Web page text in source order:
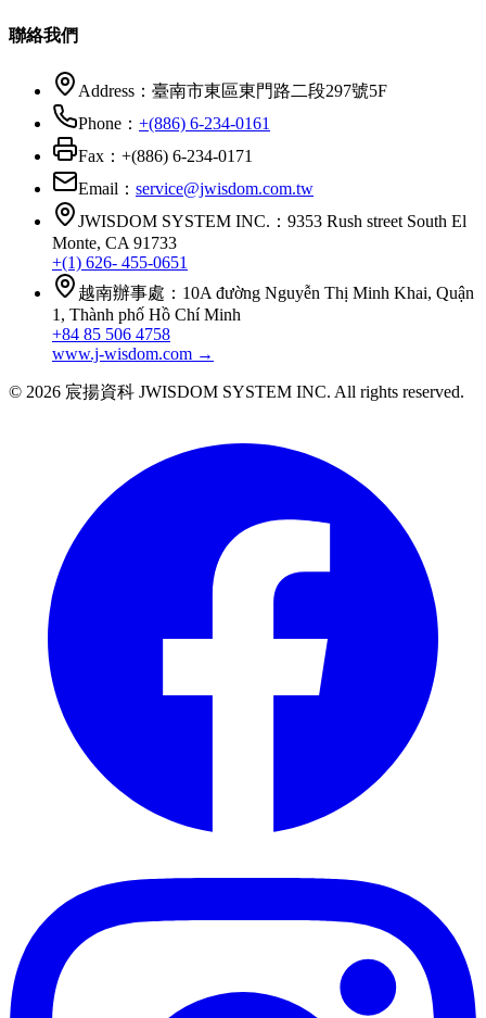
聯絡我們
Address： 臺南市東區東門路二段297號5F
Phone： +(886) 6-234-0161
Fax： +(886) 6-234-0171
Email： service@jwisdom.com.tw
JWISDOM SYSTEM INC. ： 9353 Rush street South El
Monte, CA 91733
+(1) 626- 455-0651
越南辦事處 ： 10A đường Nguyễn Thị Minh Khai, Quận
1, Thành phố Hồ Chí Minh
+84 85 506 4758
www.j-wisdom.com →
© 2026 宸揚資科 JWISDOM SYSTEM INC. All rights reserved.